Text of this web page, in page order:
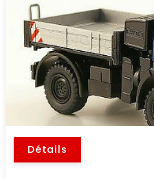
Détails